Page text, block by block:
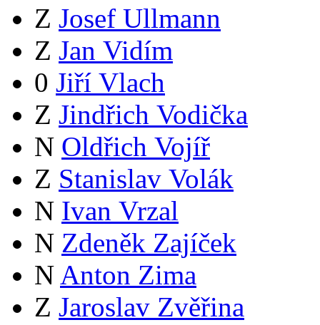
Z Josef Ullmann
Z Jan Vidím
0 Jiří Vlach
Z Jindřich Vodička
N Oldřich Vojíř
Z Stanislav Volák
N Ivan Vrzal
N Zdeněk Zajíček
N Anton Zima
Z Jaroslav Zvěřina